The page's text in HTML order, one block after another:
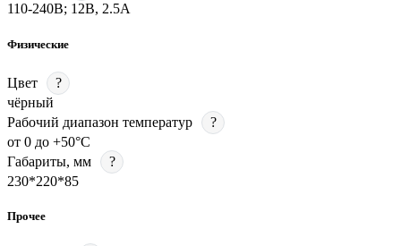
110-240В; 12В, 2.5А
Физические
Цвет
?
чёрный
Рабочий диапазон температур
?
от 0 до +50°С
Габариты, мм
?
230*220*85
Прочее